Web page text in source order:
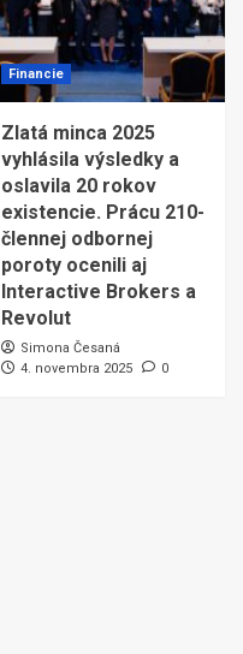
Financie
Zlatá minca 2025
vyhlásila výsledky a
oslavila 20 rokov
existencie. Prácu 210-
člennej odbornej
poroty ocenili aj
Interactive Brokers a
Revolut
Simona Česaná
4. novembra 2025
0